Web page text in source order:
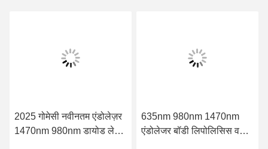
2025 गोमेसी नवीनतम एंडोलेज़र
1470nm 980nm डायोड लेज़र
635nm 980nm 1470nm
एंडोलेजर बॉडी लिपोलिसिस वसा